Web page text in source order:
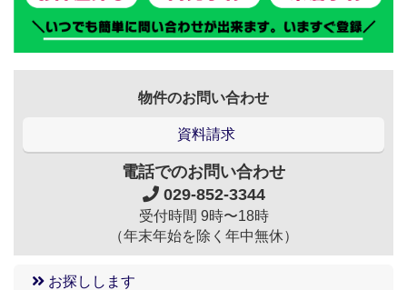
物件のお問い合わせ
資料請求
電話でのお問い合わせ
029-852-3344
受付時間 9時〜18時
（年末年始を除く年中無休）
お探しします